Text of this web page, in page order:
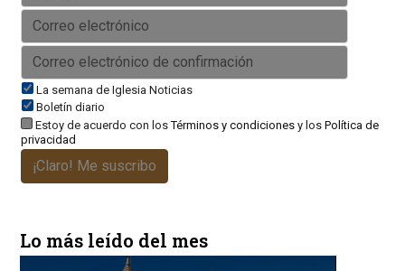
La semana de Iglesia Noticias
Boletín diario
Estoy de acuerdo con losTérminos y condicionesy los Política de
privacidad
¡Claro! Me suscribo
Lo más leído del mes